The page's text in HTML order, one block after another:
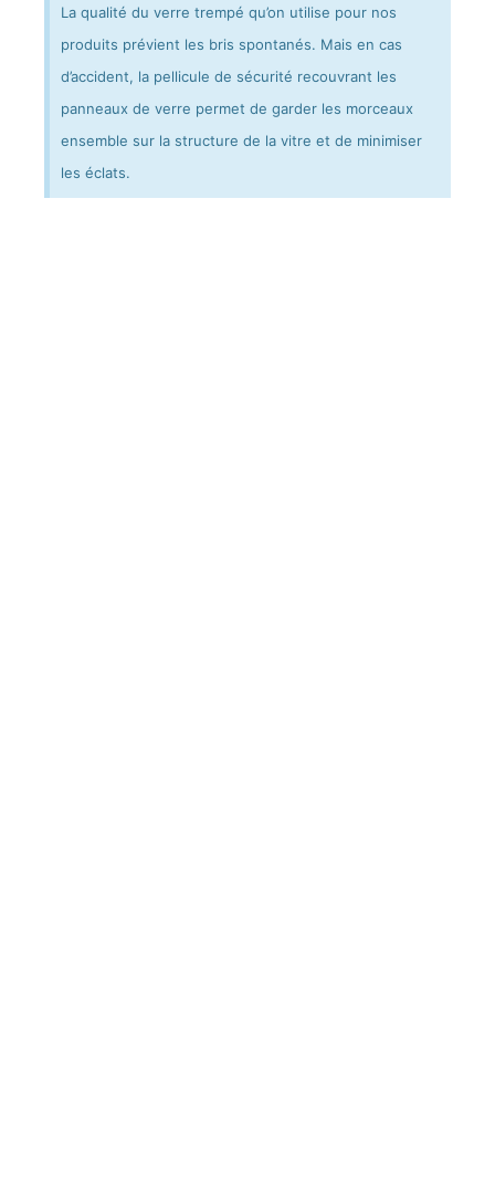
La qualité du verre trempé qu’on utilise pour nos
produits prévient les bris spontanés. Mais en cas
d’accident, la pellicule de sécurité recouvrant les
panneaux de verre permet de garder les morceaux
ensemble sur la structure de la vitre et de minimiser
les éclats.